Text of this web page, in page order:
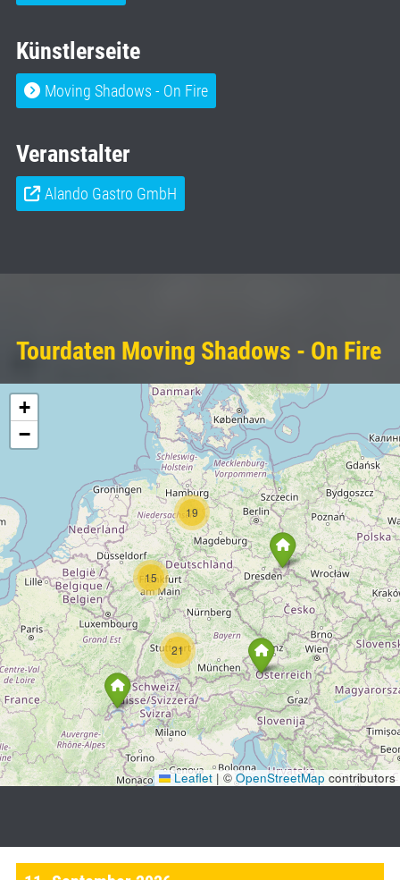
Künstlerseite
Moving Shadows - On Fire
Veranstalter
Alando Gastro GmbH
Tourdaten Moving Shadows - On Fire
19
15
21
+
−
Leaflet | © OpenStreetMap contributors